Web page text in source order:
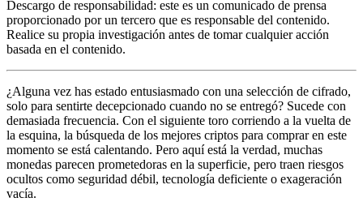
Descargo de responsabilidad: este es un comunicado de prensa
proporcionado por un tercero que es responsable del contenido.
Realice su propia investigación antes de tomar cualquier acción
basada en el contenido.
¿Alguna vez has estado entusiasmado con una selección de cifrado,
solo para sentirte decepcionado cuando no se entregó? Sucede con
demasiada frecuencia. Con el siguiente toro corriendo a la vuelta de
la esquina, la búsqueda de los mejores criptos para comprar en este
momento se está calentando. Pero aquí está la verdad, muchas
monedas parecen prometedoras en la superficie, pero traen riesgos
ocultos como seguridad débil, tecnología deficiente o exageración
vacía.